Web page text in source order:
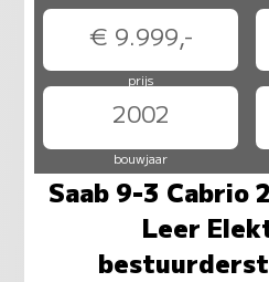
€ 9.999,-
prijs
2002
bouwjaar
Saab 9-3 Cabrio
Leer